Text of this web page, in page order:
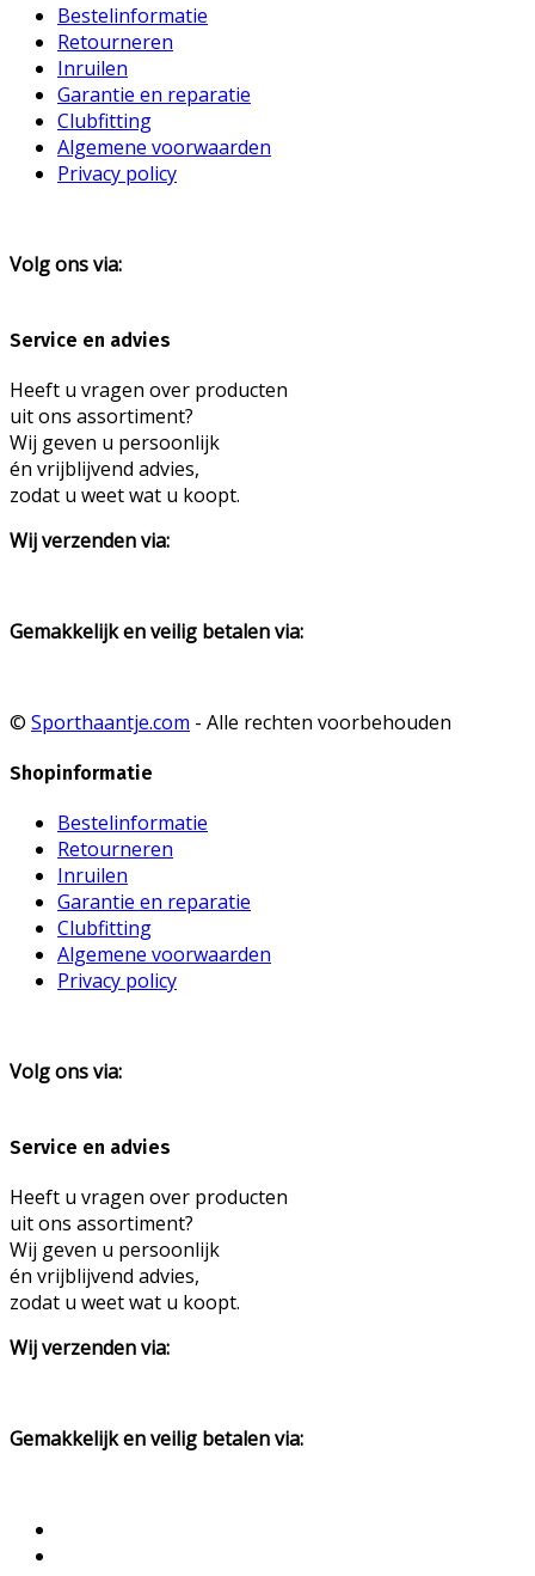
Bestelinformatie
Retourneren
Inruilen
Garantie en reparatie
Clubfitting
Algemene voorwaarden
Privacy policy
Volg ons via:
Service en advies
Heeft u vragen over producten
uit ons assortiment?
Wij geven u persoonlijk
én vrijblijvend advies,
zodat u weet wat u koopt.
Wij verzenden via:
Gemakkelijk en veilig betalen via:
© Sporthaantje.com - Alle rechten voorbehouden
Shopinformatie
Bestelinformatie
Retourneren
Inruilen
Garantie en reparatie
Clubfitting
Algemene voorwaarden
Privacy policy
Volg ons via:
Service en advies
Heeft u vragen over producten
uit ons assortiment?
Wij geven u persoonlijk
én vrijblijvend advies,
zodat u weet wat u koopt.
Wij verzenden via:
Gemakkelijk en veilig betalen via: